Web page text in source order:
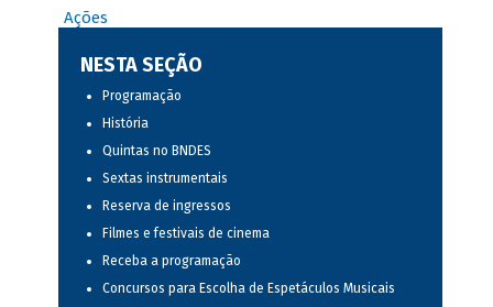
Ações
NESTA SEÇÃO
Programação
História
Quintas no BNDES
Sextas instrumentais
Reserva de ingressos
Filmes e festivais de cinema
Receba a programação
Concursos para Escolha de Espetáculos Musicais